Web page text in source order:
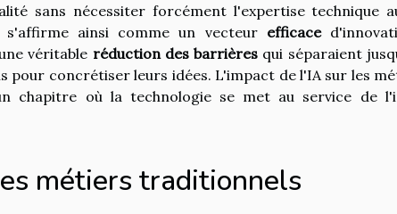
sans nécessiter forcément l'expertise technique
s'affirme ainsi comme un vecteur efficace
véritable réduction des barrières qui séparaient
pour concrétiser leurs idées. L'impact de l'IA sur les
chapitre où la technologie se met au service de
métiers traditionnels